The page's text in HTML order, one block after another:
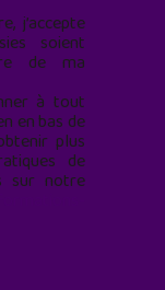
j’accepte
soient
de ma
à tout
en bas de
plus
de
sur notre